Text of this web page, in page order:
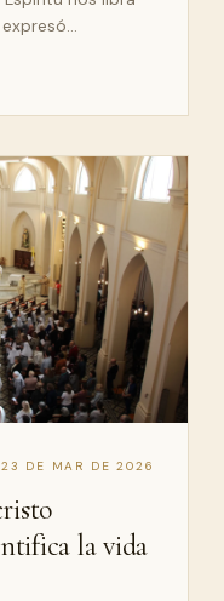
23 DE MAR DE 2026
la vida